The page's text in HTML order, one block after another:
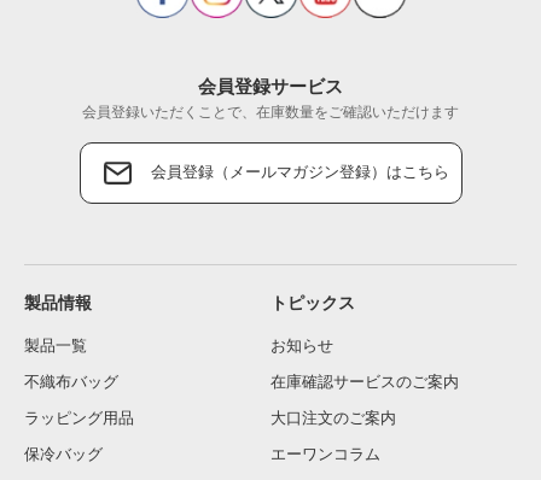
会員登録サービス
会員登録いただくことで、在庫数量をご確認いただけます
会員登録（メールマガジン登録）はこちら
製品情報
製品一覧
不織布バッグ
ラッピング用品
保冷バッグ
トピックス
お知らせ
在庫確認サービスのご案内
大口注文のご案内
エーワンコラム